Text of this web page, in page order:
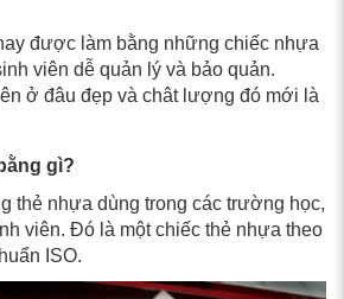
được làm bằng những chiếc nhựa
viên dễ quản lý và bảo quản.
ở đâu đẹp và chât lượng đó mới là
gì?
thẻ nhựa dùng trong các trường học,
viên. Đó là một chiếc thẻ nhựa theo
ISO.